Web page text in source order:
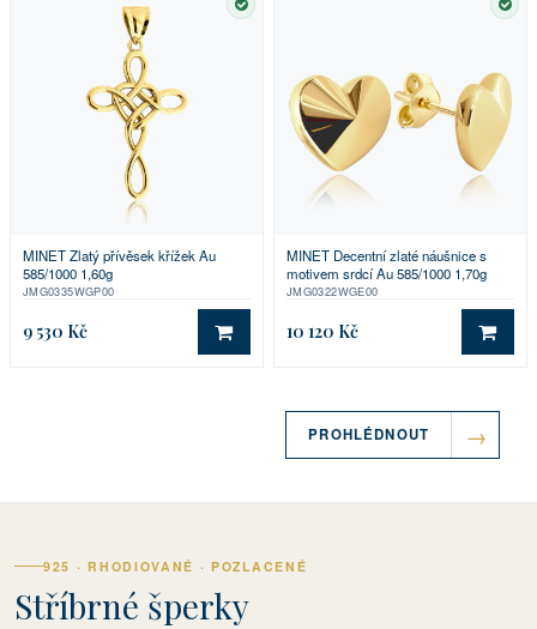
SKLADEM
MINET Zlatý přívěsek křížek Au
585/1000 1,60g
JMG0335WGP00
9 530 Kč DO KOŠÍKU
MINET Decentní zlaté náušnice s
motivem srdcí Au 585/1000 1,70g
JMG0322WGE00
10 120 Kč DO
PROHLÉDNOUT
925 · RHODIOVANÉ · POZLACENÉ
Stříbrné šperky